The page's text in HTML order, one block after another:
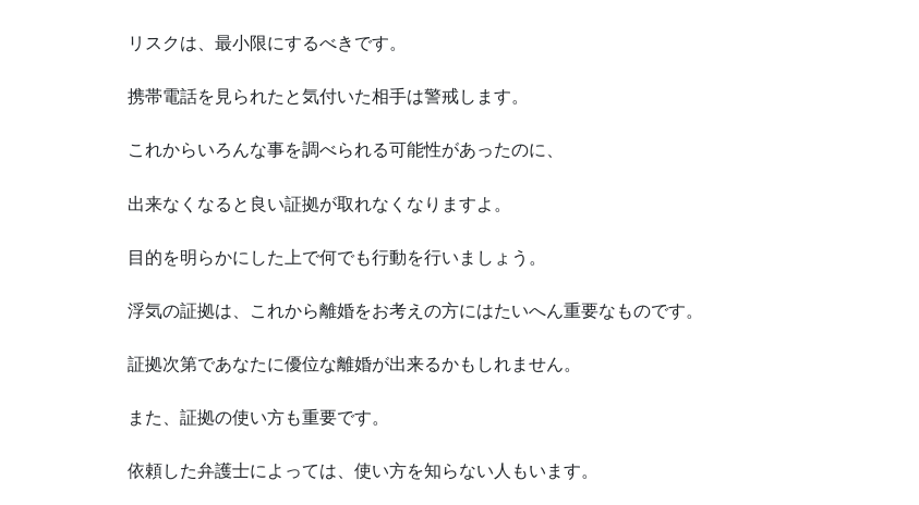
リスクは、最小限にするべきです。
携帯電話を見られたと気付いた相手は警戒します。
これからいろんな事を調べられる可能性があったのに、
出来なくなると良い証拠が取れなくなりますよ。
目的を明らかにした上で何でも行動を行いましょう。
浮気の証拠は、これから離婚をお考えの方にはたいへん重要なものです。
証拠次第であなたに優位な離婚が出来るかもしれません。
また、証拠の使い方も重要です。
依頼した弁護士によっては、使い方を知らない人もいます。